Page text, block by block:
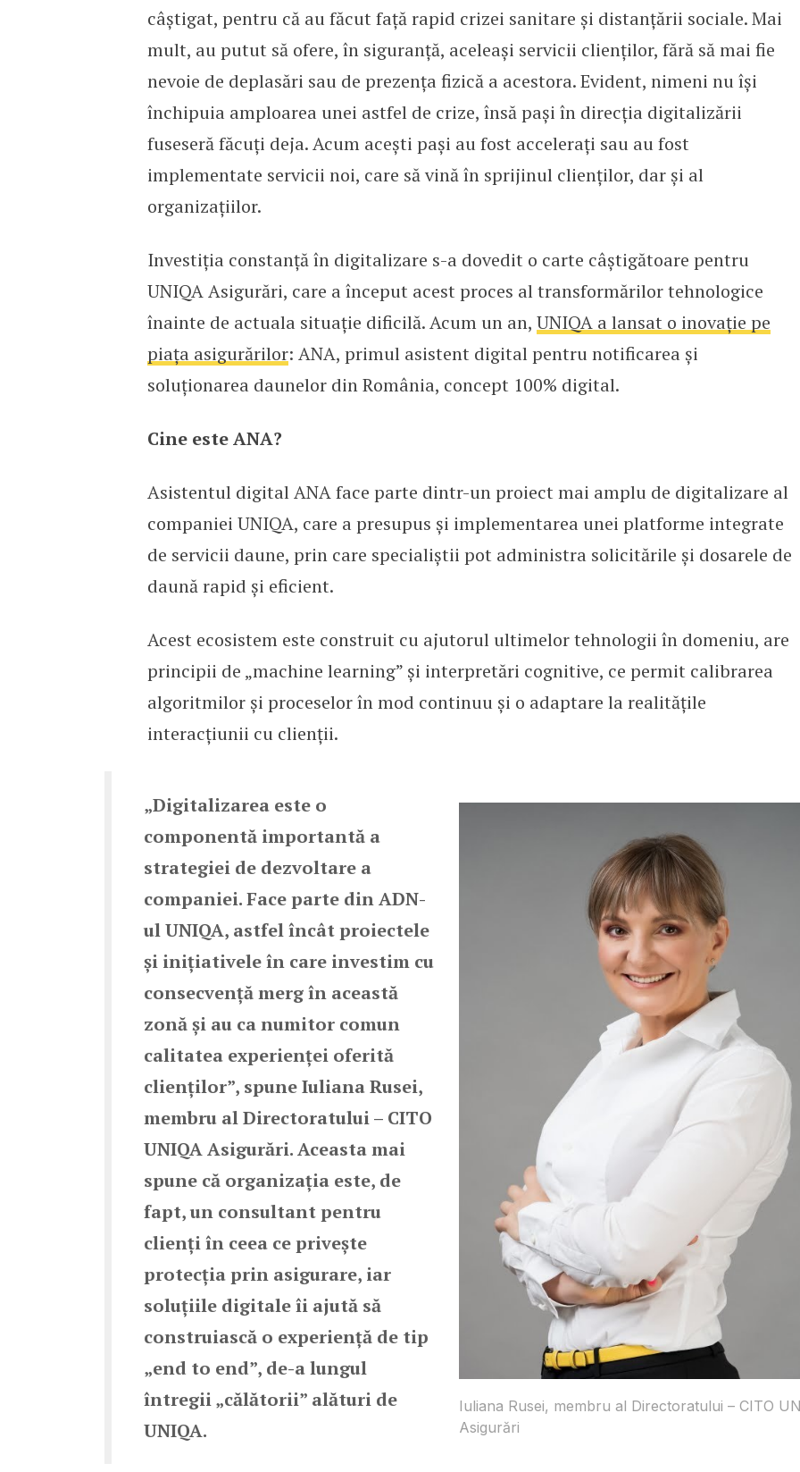
câștigat, pentru că au făcut față rapid crizei sanitare și distanțării sociale. Mai
mult, au putut să ofere, în siguranță, aceleași servicii clienților, fără să mai fie
nevoie de deplasări sau de prezența fizică a acestora. Evident, nimeni nu își
închipuia amploarea unei astfel de crize, însă pași în direcția digitalizării
fuseseră făcuți deja. Acum acești pași au fost accelerați sau au fost
implementate servicii noi, care să vină în sprijinul clienților, dar și al
organizațiilor.
Investiția constanță în digitalizare s-a dovedit o carte câștigătoare pentru
UNIQA Asigurări, care a început acest proces al transformărilor tehnologice
înainte de actuala situație dificilă. Acum un an, UNIQA a lansat o inovație pe
piața asigurărilor: ANA, primul asistent digital pentru notificarea și
soluționarea daunelor din România, concept 100% digital.
Cine este ANA?
Asistentul digital ANA face parte dintr-un proiect mai amplu de digitalizare al
companiei UNIQA, care a presupus și implementarea unei platforme integrate
de servicii daune, prin care specialiștii pot administra solicitările și dosarele de
daună rapid și eficient.
Acest ecosistem este construit cu ajutorul ultimelor tehnologii în domeniu, are
principii de „machine learning” și interpretări cognitive, ce permit calibrarea
algoritmilor și proceselor în mod continuu și o adaptare la realitățile
interacțiunii cu clienții.
Iuliana Rusei, membru al Directoratului – CITO
Asigurări
„Digitalizarea este o
componentă importantă a
strategiei de dezvoltare a
companiei. Face parte din ADN-
ul UNIQA, astfel încât proiectele
și inițiativele în care investim cu
consecvență merg în această
zonă și au ca numitor comun
calitatea experienței oferită
clienților”, spune Iuliana Rusei,
membru al Directoratului – CITO
UNIQA Asigurări. Aceasta mai
spune că organizația este, de
fapt, un consultant pentru
clienți în ceea ce privește
protecția prin asigurare, iar
soluțiile digitale îi ajută să
construiască o experiență de tip
„end to end”, de-a lungul
întregii „călătorii” alături de
UNIQA.